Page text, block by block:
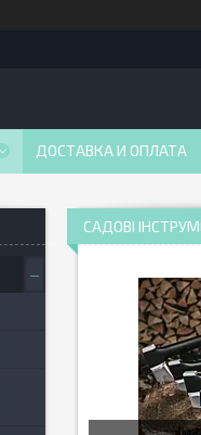
ДОСТАВКА И ОПЛАТА
САДОВІ